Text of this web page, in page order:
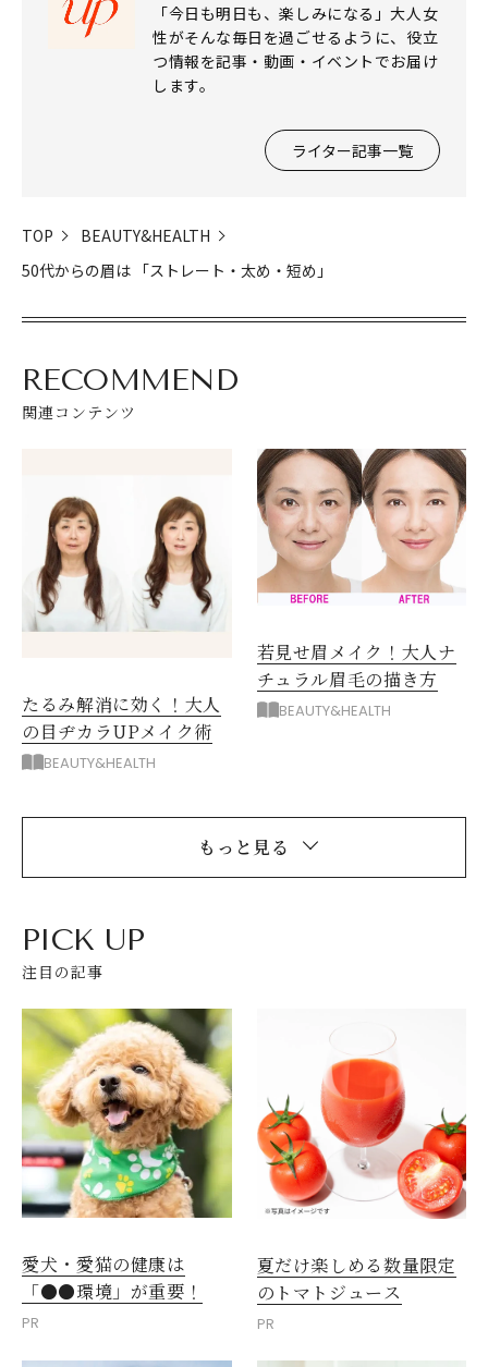
「今日も明日も、楽しみになる」大人女
性がそんな毎日を過ごせるように、役立
つ情報を記事・動画・イベントでお届け
します。
ライター記事一覧
TOP
BEAUTY&HEALTH
50代からの眉は 「ストレート・太め・短め」
RECOMMEND
関連コンテンツ
たるみ解消に効く！大人
の目ヂカラUPメイク術
BEAUTY&HEALTH
若見せ眉メイク！大人ナ
チュラル眉毛の描き方
BEAUTY&HEALTH
もっと見る
PICK UP
注目の記事
愛犬・愛猫の健康は
「●●環境」が重要！
PR
夏だけ楽しめる数量限定
のトマトジュース
PR